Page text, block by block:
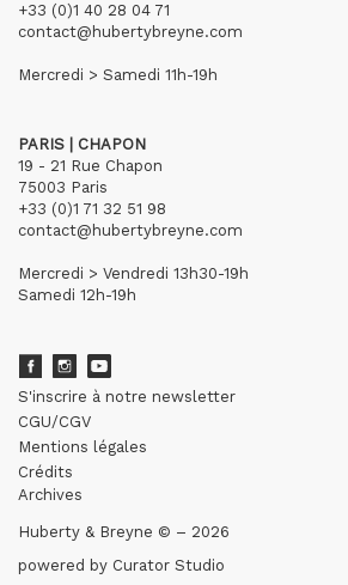
+33 (0)1 40 28 04 71
contact@hubertybreyne.com
Mercredi > Samedi 11h-19h
PARIS | CHAPON
19 - 21 Rue Chapon
75003 Paris
+33 (0)1 71 32 51 98
contact@hubertybreyne.com
Mercredi > Vendredi 13h30-19h
Samedi 12h-19h
S'inscrire à notre newsletter
CGU/CGV
Mentions légales
Crédits
Archives
Huberty & Breyne © – 2026
powered by Curator Studio